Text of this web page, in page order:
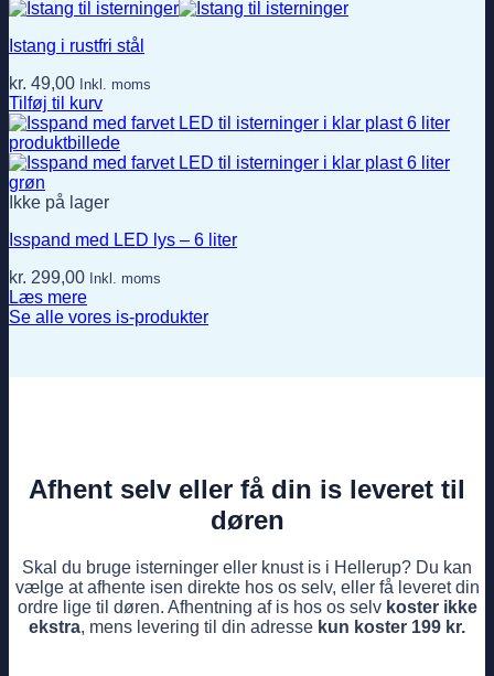
Istang i rustfri stål
kr. 49,00 Inkl. moms
Tilføj til kurv
Ikke på lager
Isspand med LED lys – 6 liter
kr. 299,00 Inkl. moms
Læs mere
Se alle vores is-produkter
Afhent selv eller få din is leveret til
døren
Skal du bruge isterninger eller knust is i Hellerup? Du kan
vælge at afhente isen direkte hos os selv, eller få leveret din
ordre lige til døren. Afhentning af is hos os selv koster ikke
ekstra, mens levering til din adresse kun koster 199 kr.